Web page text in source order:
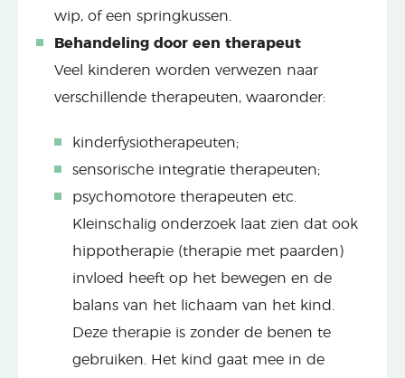
wip, of een springkussen.
Behandeling door een therapeut
Veel kinderen worden verwezen naar
verschillende therapeuten, waaronder:
kinderfysiotherapeuten;
sensorische integratie therapeuten;
psychomotore therapeuten etc.
Kleinschalig onderzoek laat zien dat ook
hippotherapie (therapie met paarden)
invloed heeft op het bewegen en de
balans van het lichaam van het kind.
Deze therapie is zonder de benen te
gebruiken. Het kind gaat mee in de